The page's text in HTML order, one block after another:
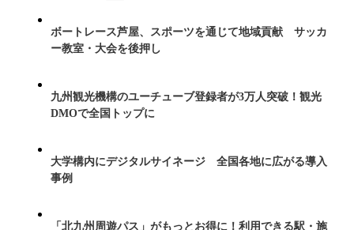
ボートレース芦屋、スポーツを通じて地域貢献 サッカ
ー教室・大会を後押し
九州観光機構のユーチューブ登録者が3万人突破！観光
DMOで全国トップに
大学構内にデジタルサイネージ 全国各地に広がる導入
事例
「北九州周遊パス」がもっとお得に！利用できる駅・施